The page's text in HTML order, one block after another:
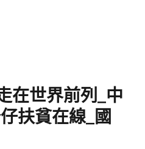
在世界前列_中
扶貧在線_國